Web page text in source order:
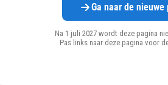
Ga naar de nieuwe
Na 1 juli 2027 wordt deze pagina
Pas links naar deze pagina voor